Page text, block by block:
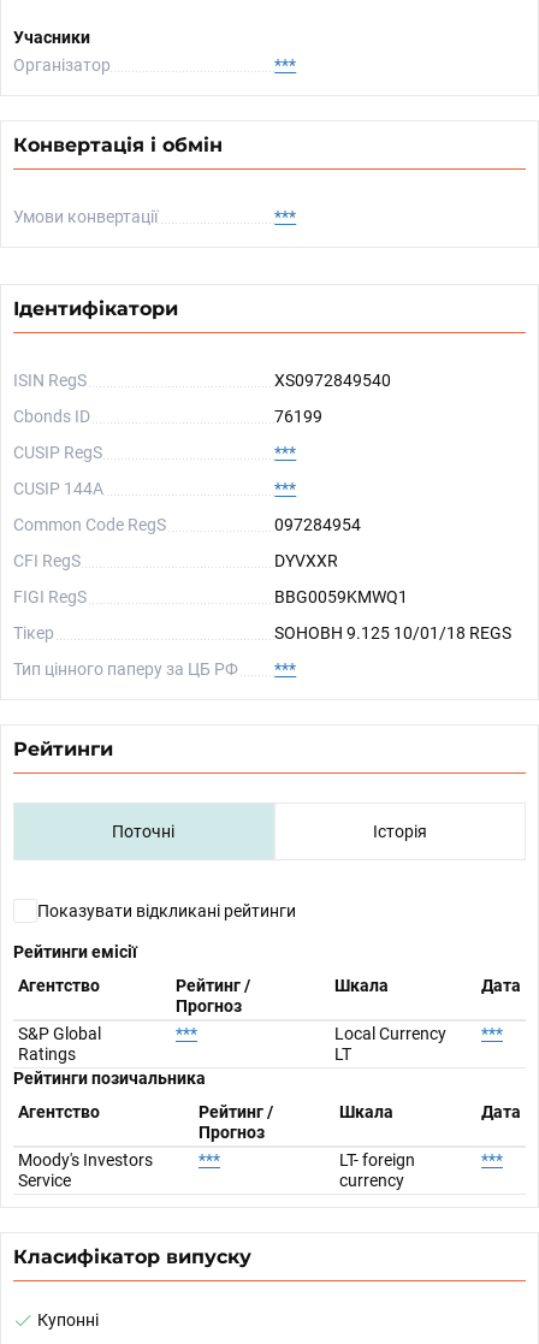
Учасники
Організатор
***
Конвертація і обмін
Умови конвертації ***
Ідентифікатори
ISIN RegS
XS0972849540
Cbonds ID
76199
CUSIP RegS
***
CUSIP 144A
***
Common Code RegS
097284954
CFI RegS
DYVXXR
FIGI RegS
BBG0059KMWQ1
Тікер
SOHOBH 9.125 10/01/18 REGS
Тип цінного паперу за ЦБ РФ
***
Рейтинги
Поточні Історія
Показувати відкликані рейтинги
Рейтинги емісії
Агентство
Рейтинг /
Прогноз
Шкала Дата
S&P Global
Ratings
***
Local Currency
LT
***
Рейтинги позичальника
Агентство
Рейтинг /
Прогноз
Шкала Дата
Moody's Investors
Service
***
LT- foreign
currency
***
Класифікатор випуску
Купонні